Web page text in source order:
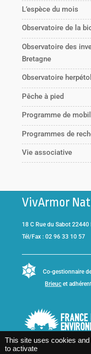
L’espèce du mois
Observatoire de la
Observatoire des
Bretagne
Observatoire
Pêche à pied
Programme de
Programmes de
Vie associative
VivArmor
18 C Rue du Sabot 22440
Tél/Fax : 02 96 33 10 57
Co-gestionnaire
Brieuc et
This site uses cookies
to activate